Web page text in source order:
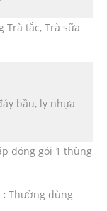
Trà tắc, Trà sữa
bầu, ly nhựa
đóng gói 1 thùng
Thường dùng